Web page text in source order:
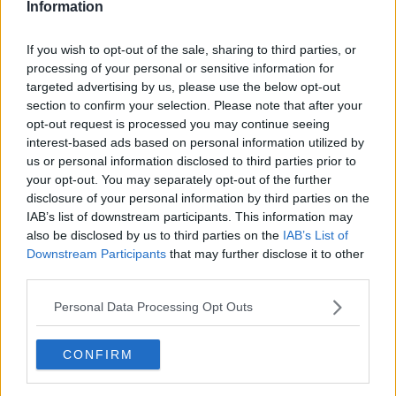
Information
If you wish to opt-out of the sale, sharing to third parties, or
processing of your personal or sensitive information for
targeted advertising by us, please use the below opt-out
section to confirm your selection. Please note that after your
opt-out request is processed you may continue seeing
interest-based ads based on personal information utilized by
us or personal information disclosed to third parties prior to
your opt-out. You may separately opt-out of the further
disclosure of your personal information by third parties on the
IAB’s list of downstream participants. This information may
also be disclosed by us to third parties on the IAB’s List of
Downstream Participants that may further disclose it to other
Personal Data Processing Opt Outs
CONFIRM
tradizioni, dell’arte, della cultura e dei sapori locali, con un colorato
che si snoderà tra strade e paesaggi del Casentino.
Il ritrovo è previsto dalle 8.00 al Prato di Arezzo per la consegna dei
kit, per la colazione, per la benedizione di don Alvaro Bardelli e per
i saluti istituzionali con l’attesa presenza anche del sindaco
Alessandro Ghinelli che salirà poi in sella alla sua Vespa per
partecipare al raduno. La partenza sarà alle 10.00 con la parata nel
centro storico che attraverserà piazza Grande, via Garibaldi, via
Spinello e via delle Gagliarde, facendo tappa anche nelle sedi di
ognuno dei quattro quartieri della Giostra del Saracino con
l’obiettivo di promuovere e di far conoscere la manifestazione
storica cittadina. Il giro proseguirà poi per via Tarlati per imboccare
la strada che conduce verso il Casentino, conoscendo una prima
visitare uno dei borghi più belli d’Italia. L’aperitivo e le premiazioni
anticiperanno l’epilogo del VespArezzo previsto alle 13.30 con un
pranzo a base di sapori locali a cura della Pro Loco di Poppi e con
l’arrivederci in vista del prossimo raduno già fissato per l’1 maggio